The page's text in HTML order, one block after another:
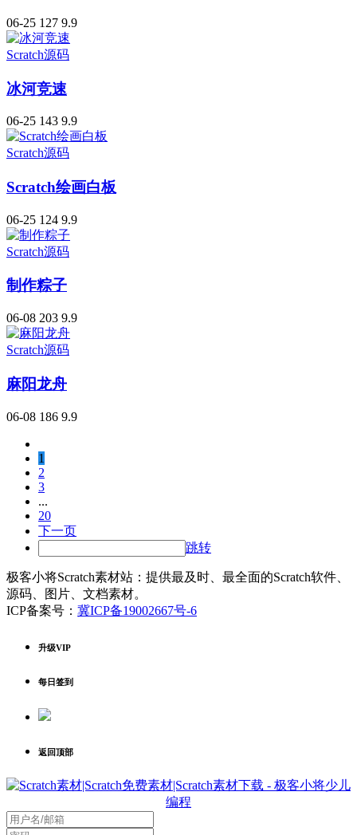
06-25 127 9.9
Scratch源码
冰河竞速
06-25 143 9.9
Scratch源码
Scratch绘画白板
06-25 124 9.9
Scratch源码
制作粽子
06-08 203 9.9
Scratch源码
麻阳龙舟
06-08 186 9.9
1
2
3
...
20
下一页
跳转
极客小将Scratch素材站：提供最及时、最全面的Scratch软件、
源码、图片、文档素材。
ICP备案号： 冀ICP备19002667号-6
升级VIP
每日签到
返回顶部